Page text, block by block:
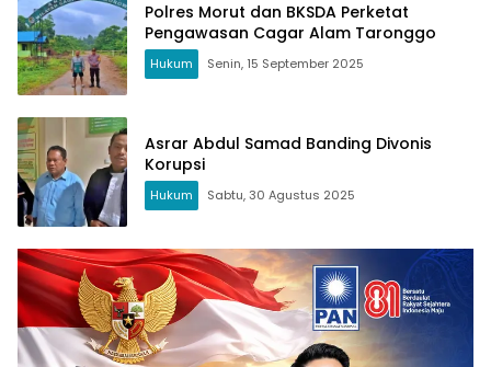
Polres Morut dan BKSDA Perketat
Pengawasan Cagar Alam Taronggo
Hukum Senin, 15 September 2025
Asrar Abdul Samad Banding Divonis
Korupsi
Hukum Sabtu, 30 Agustus 2025